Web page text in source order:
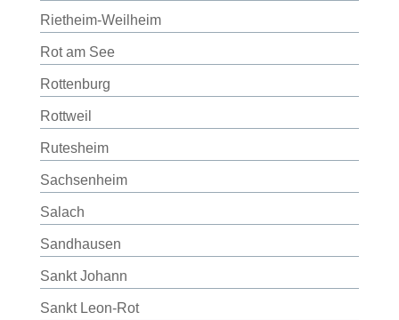
Rietheim-Weilheim
Rot am See
Rottenburg
Rottweil
Rutesheim
Sachsenheim
Salach
Sandhausen
Sankt Johann
Sankt Leon-Rot